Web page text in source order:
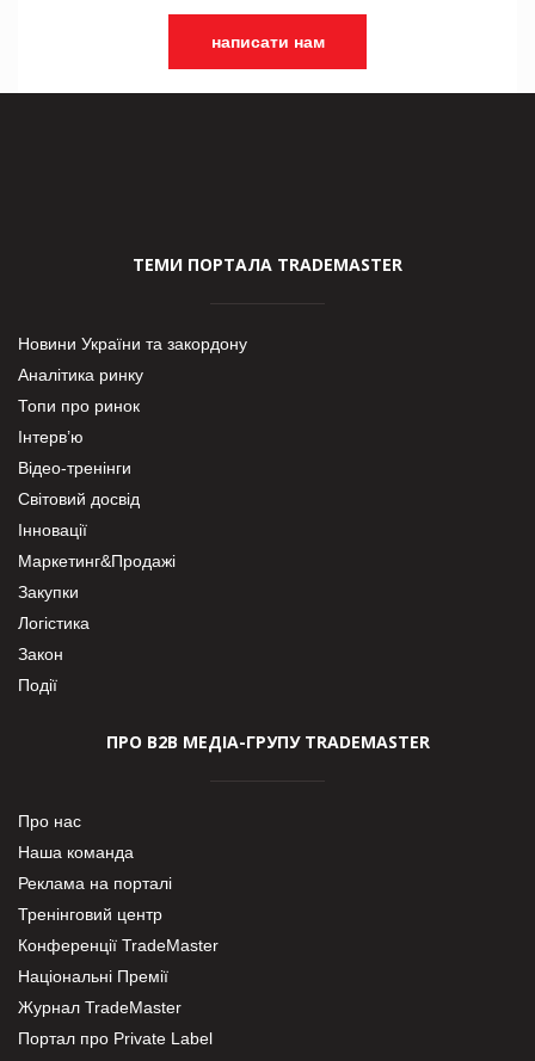
написати нам
ТЕМИ ПОРТАЛА TRADEMASTER
Новини України та закордону
Аналітика ринку
Топи про ринок
Інтерв’ю
Відео-тренінги
Світовий досвід
Інновації
Маркетинг&Продажі
Закупки
Логістика
Закон
Події
ПРО В2В МЕДІА-ГРУПУ TRADEMASTER
Про нас
Наша команда
Реклама на порталі
Тренінговий центр
Конференції TradeMaster
Національні Премії
Журнал TradeMaster
Портал про Private Label